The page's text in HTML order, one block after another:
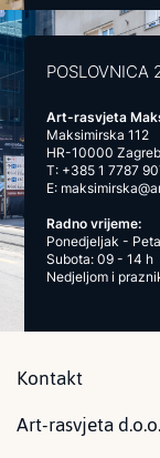
POSLOVNICA
Art-rasvjeta
Maksimirska 112
HR-10000 Zagreb
T: +385 1 7787
E:
Radno vrijeme:
Ponedjeljak -
Subota: 09 - 14 h
Nedjeljom i
Kontakt
Art-rasvjeta d.o.o.